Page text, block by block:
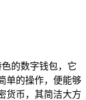
的数字钱包，它
单的操作，便能够
货币，其简洁大方